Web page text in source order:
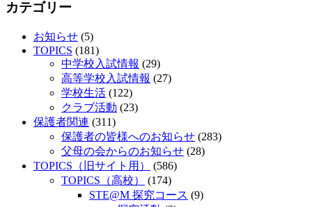
カテゴリー
お知らせ (5)
TOPICS (181)
中学校入試情報 (29)
高等学校入試情報 (27)
学校生活 (122)
クラブ活動 (23)
保護者関連 (311)
保護者の皆様へのお知らせ (283)
父母の会からのお知らせ (28)
TOPICS（旧サイト用）
(586)
TOPICS（高校）
(174)
STE@M 探究コース (9)